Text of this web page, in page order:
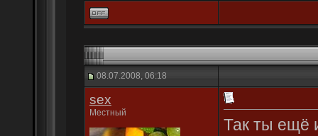
08.07.2008, 06:18
sex
Местный
Так ты ещё